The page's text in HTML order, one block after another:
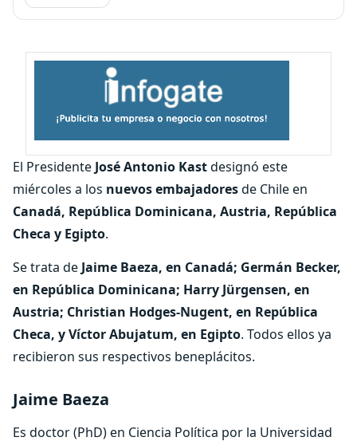
El Presidente José Antonio Kastdesignó este
miércoles a los nuevos embajadoresde Chile en
Canadá, República Dominicana, Austria, República
Checa y Egipto.
Se trata de Jaime Baeza, en Canadá; Germán Becker,
en República Dominicana; Harry Jürgensen, en
Austria; Christian Hodges-Nugent, en República
Checa, y Víctor Abujatum, en Egipto. Todos ellos ya
recibieron sus respectivos beneplácitos.
Jaime Baeza
Es doctor (PhD) en Ciencia Política por la Universidad